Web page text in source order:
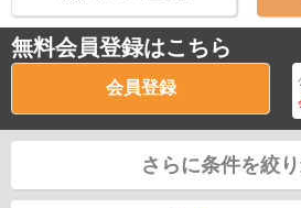
無料会員登録はこちら
会員登録
さらに条件を絞